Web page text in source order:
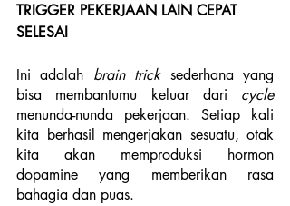
TRIGGER PEKERJAAN LAIN CEPAT
SELESAI
Ini adalah brain trick sederhana yang
bisa membantumu keluar dari
cycle
menunda-nunda pekerjaan. Setiap kali
kita berhasil mengerjakan sesuatu, otak
kita akan memproduksi hormon
dopamine yang memberikan rasa
bahagia dan puas.